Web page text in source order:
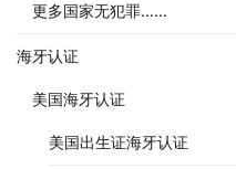
更多国家无犯罪……
海牙认证
美国海牙认证
美国出生证海牙认证